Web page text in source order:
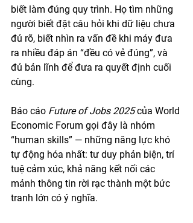
biết làm đúng quy trình. Họ tìm những
người biết đặt câu hỏi khi dữ liệu chưa
đủ rõ, biết nhìn ra vấn đề khi máy đưa
ra nhiều đáp án “đều có vẻ đúng”, và
đủ bản lĩnh để đưa ra quyết định cuối
cùng.
Báo cáo Future of Jobs 2025 của World
Economic Forum gọi đây là nhóm
“human skills” — những năng lực khó
tự động hóa nhất: tư duy phản biện, trí
tuệ cảm xúc, khả năng kết nối các
mảnh thông tin rời rạc thành một bức
tranh lớn có ý nghĩa.